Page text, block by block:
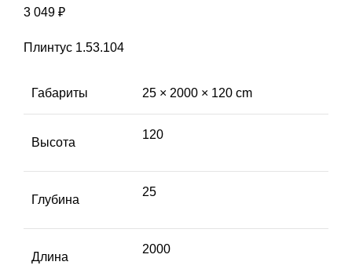
3 049 ₽
Плинтус 1.53.104
Габариты 25 × 2000 × 120 cm
Высота
120
Глубина
25
Длина
2000